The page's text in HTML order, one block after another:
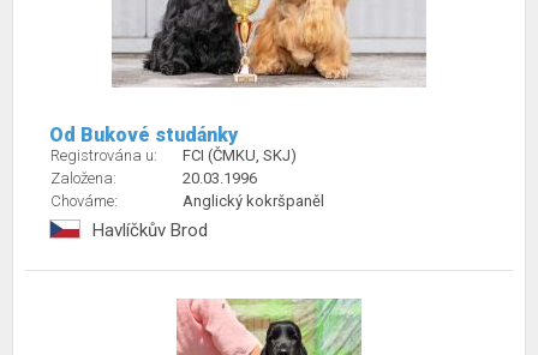
Od Bukové studánky
Registrována u:
FCI (ČMKU, SKJ)
Založena:
20.03.1996
Chováme:
Anglický kokršpaněl
Havlíčkův Brod